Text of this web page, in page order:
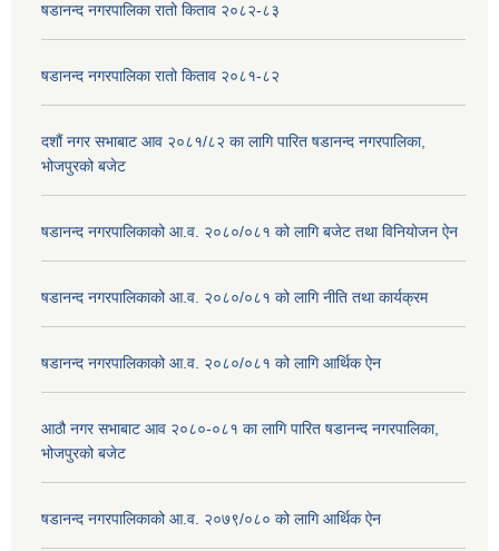
षडानन्द नगरपालिका रातो किताव २०८२-८३
षडानन्द नगरपालिका रातो किताव २०८१-८२
दशौं नगर सभाबाट आव २०८१/८२ का लागि पारित षडानन्द नगरपालिका,
भोजपुरको बजेट
षडानन्द नगरपालिकाको आ.व. २०८०/०८१ को लागि बजेट तथा विनियोजन ऐन
षडानन्द नगरपालिकाको आ.व. २०८०/०८१ को लागि नीति तथा कार्यक्रम
षडानन्द नगरपालिकाको आ.व. २०८०/०८१ को लागि आर्थिक ऐन
आठौ नगर सभाबाट आव २०८०-०८१ का लागि पारित षडानन्द नगरपालिका,
भोजपुरको बजेट
षडानन्द नगरपालिकाको आ.व. २०७९/०८० को लागि आर्थिक ऐन